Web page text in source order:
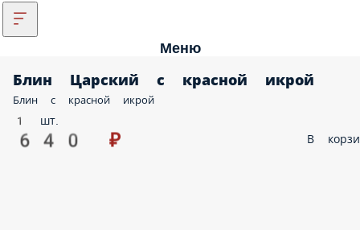
Меню
Блин Царский с красной икрой
Блин с красной икрой
1 шт.
640 ₽ В